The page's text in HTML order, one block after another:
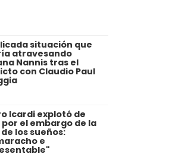
situación que
atravesando
Nannis tras el
con Claudio Paul
Icardi explotó de
el embargo de la
los sueños:
e